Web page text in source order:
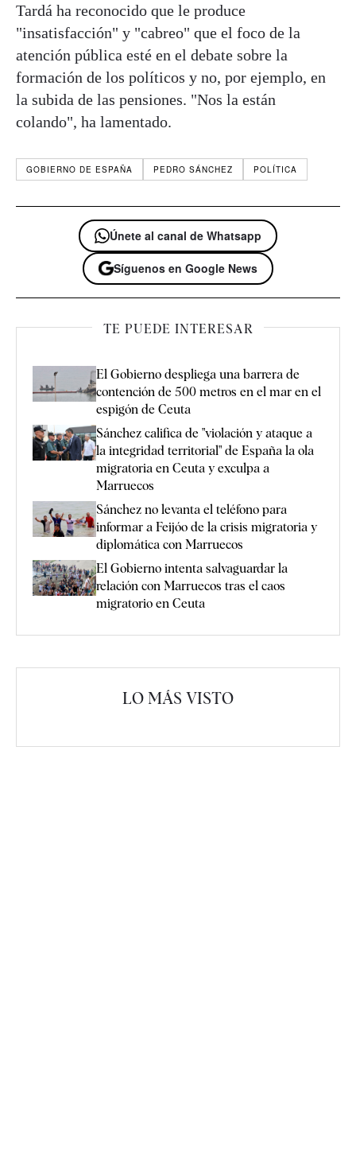
Tardá ha reconocido que le produce
"insatisfacción" y "cabreo" que el foco de la
atención pública esté en el debate sobre la
formación de los políticos y no, por ejemplo, en
la subida de las pensiones. "Nos la están
colando", ha lamentado.
GOBIERNO DE ESPAÑA PEDRO SÁNCHEZ POLÍTICA
Únete al canal de Whatsapp
Síguenos en Google News
TE PUEDE INTERESAR
El Gobierno despliega una barrera de
contención de 500 metros en el mar en el
espigón de Ceuta
Sánchez califica de "violación y ataque a
la integridad territorial" de España la ola
migratoria en Ceuta y exculpa a
Marruecos
Sánchez no levanta el teléfono para
informar a Feijóo de la crisis migratoria y
diplomática con Marruecos
El Gobierno intenta salvaguardar la
relación con Marruecos tras el caos
migratorio en Ceuta
LO MÁS VISTO